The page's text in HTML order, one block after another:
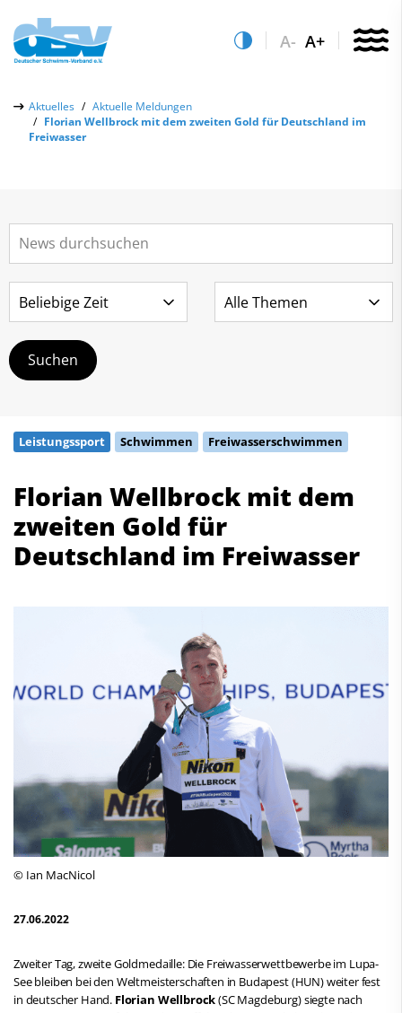
A- A+
Aktuelles
Aktuelle Meldungen
Florian Wellbrock mit dem zweiten Gold für Deutschland im
Freiwasser
Leistungssport Schwimmen Freiwasserschwimmen
Florian Wellbrock mit dem
zweiten Gold für
Deutschland im Freiwasser
© Ian MacNicol
27.06.2022
Zweiter Tag, zweite Goldmedaille: Die Freiwasserwettbewerbe im Lupa-
See bleiben bei den Weltmeisterschaften in Budapest (HUN) weiter fest
in deutscher Hand. Florian Wellbrock(SC Magdeburg) siegte nach
Über uns
Aktuelles
Leistungs- & Wettkampfsport
Schwimmen lernen
Sportentwicklung
Service
Vereinsfinder
Lizenzwesen
Zentrale Hinweisstelle
Anti-Doping
Recht auf sicheren Schwimmsport
Abteilungen
Freiwasserschwimmen
Wasserball
Synchronschwimmen
Masterssport
Fax: +49 561 94083-15
info@dsv.de